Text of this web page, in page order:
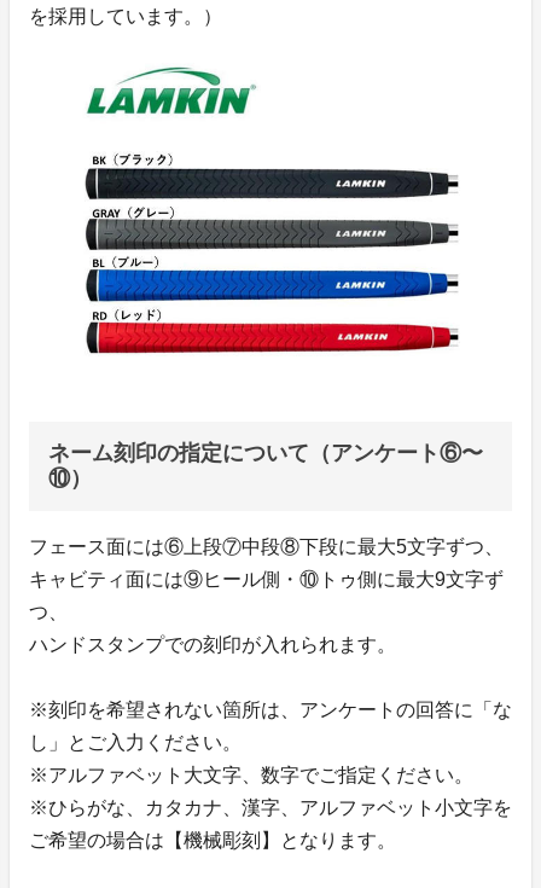
を採用しています。）
ネーム刻印の指定について（アンケート⑥〜
⑩）
フェース面には⑥上段⑦中段⑧下段に最大5文字ずつ、
キャビティ面には⑨ヒール側・⑩トゥ側に最大9文字ず
つ、
ハンドスタンプでの刻印が入れられます。
※刻印を希望されない箇所は、アンケートの回答に「な
し」とご入力ください。
※アルファベット大文字、数字でご指定ください。
※ひらがな、カタカナ、漢字、アルファベット小文字を
ご希望の場合は【機械彫刻】となります。